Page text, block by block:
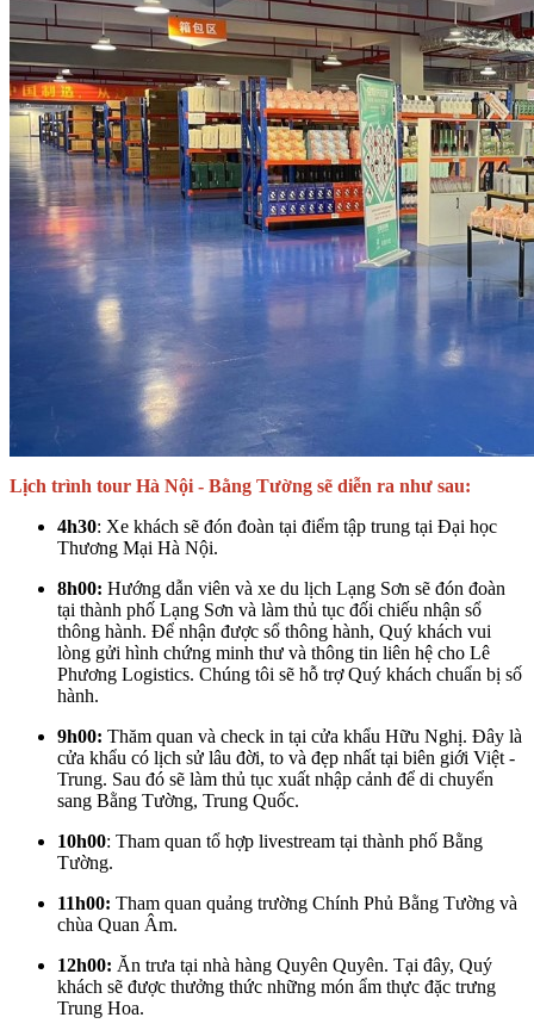
Lịch trình tour Hà Nội - Bằng Tường sẽ diễn ra như sau:
4h30: Xe khách sẽ đón đoàn tại điểm tập trung tại Đại học
Thương Mại Hà Nội.
8h00: Hướng dẫn viên và xe du lịch Lạng Sơn sẽ đón đoàn
tại thành phố Lạng Sơn và làm thủ tục đối chiếu nhận sổ
thông hành. Để nhận được sổ thông hành, Quý khách vui
lòng gửi hình chứng minh thư và thông tin liên hệ cho Lê
Phương Logistics. Chúng tôi sẽ hỗ trợ Quý khách chuẩn bị số
hành.
9h00: Thăm quan và check in tại cửa khẩu Hữu Nghị. Đây là
cửa khẩu có lịch sử lâu đời, to và đẹp nhất tại biên giới Việt -
Trung. Sau đó sẽ làm thủ tục xuất nhập cảnh để di chuyển
sang Bằng Tường, Trung Quốc.
10h00: Tham quan tổ hợp livestream tại thành phố Bằng
Tường.
11h00: Tham quan quảng trường Chính Phủ Bằng Tường và
chùa Quan Âm.
12h00: Ăn trưa tại nhà hàng Quyên Quyên. Tại đây, Quý
khách sẽ được thưởng thức những món ẩm thực đặc trưng
Trung Hoa.